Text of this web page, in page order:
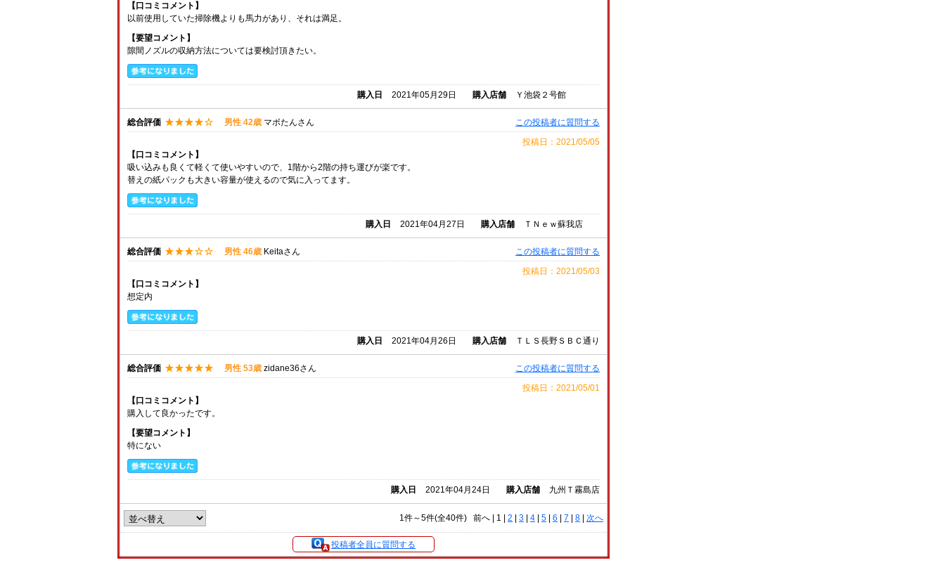
【口コミコメント】
以前使用していた掃除機よりも馬力があり、それは満足。
【要望コメント】
隙間ノズルの収納方法については要検討頂きたい。
購入日 2021年05月29日 購入店舗 Ｙ池袋２号館
総合評価 男性 42歳 マボたんさん
この投稿者に質問する
投稿日：2021/05/05
【口コミコメント】
吸い込みも良くて軽くて使いやすいので、1階から2階の持ち運びが楽です。
替えの紙パックも大きい容量が使えるので気に入ってます。
購入日 2021年04月27日 購入店舗 ＴＮｅｗ蘇我店
総合評価 男性 46歳 Keitaさん
この投稿者に質問する
投稿日：2021/05/03
【口コミコメント】
想定内
購入日 2021年04月26日 購入店舗 ＴＬＳ長野ＳＢＣ通り
総合評価 男性 53歳 zidane36さん
この投稿者に質問する
投稿日：2021/05/01
【口コミコメント】
購入して良かったです。
【要望コメント】
特にない
購入日 2021年04月24日 購入店舗 九州Ｔ霧島店
1件～5件(全40件) 前へ 1 | 2 3 4 5 6 7 8 次へ
投稿者全員に質問する